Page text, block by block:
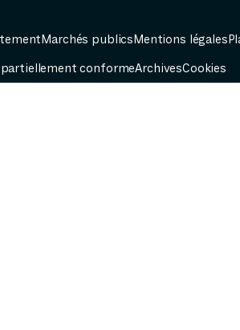
Marchés publicsMentions légales
conformeArchivesCookies